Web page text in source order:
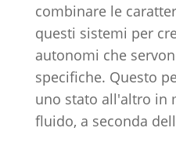
combinare le
questi sistemi per
autonomi che
specifiche. Questo
uno stato all'altro in
fluido, a seconda